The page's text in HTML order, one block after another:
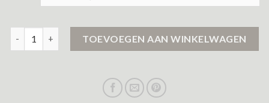
TOEVOEGEN AAN WINKELWAGEN